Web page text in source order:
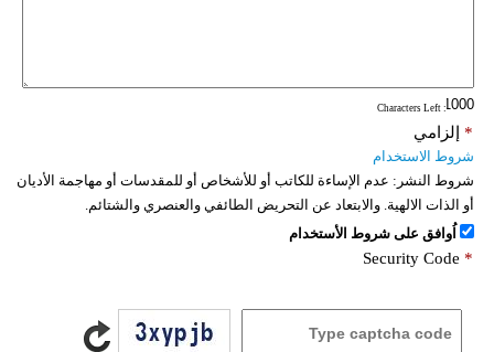
: Characters Left
إلزامي *
شروط الاستخدام
شروط النشر: عدم الإساءة للكاتب أو للأشخاص أو للمقدسات أو مهاجمة الأديان
أو الذات الالهية. والابتعاد عن التحريض الطائفي والعنصري والشتائم.
اُوافق على شروط الأستخدام
Security Code *